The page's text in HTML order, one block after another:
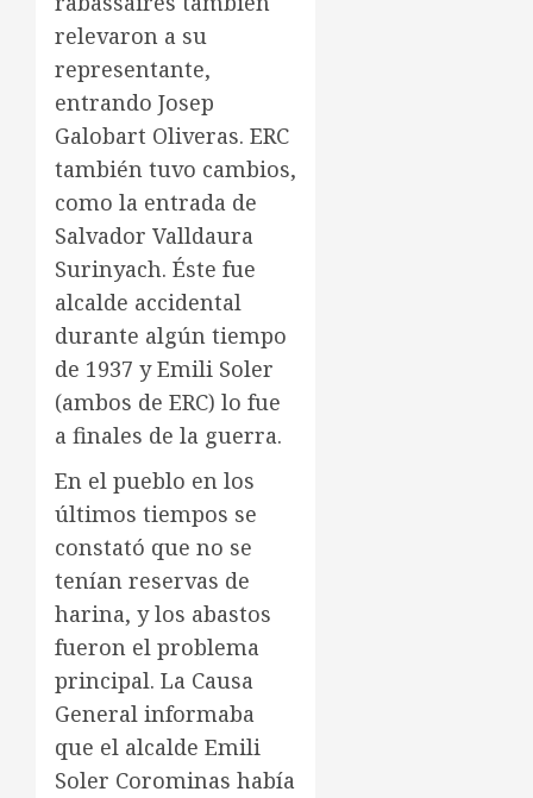
relevaron a su
representante,
entrando Josep
Galobart Oliveras. ERC
también tuvo cambios,
como la entrada de
Salvador Valldaura
Surinyach. Éste fue
alcalde accidental
durante algún tiempo
de 1937 y Emili Soler
(ambos de ERC) lo fue
a finales de la guerra.
En el pueblo en los
últimos tiempos se
constató que no se
tenían reservas de
harina, y los abastos
fueron el problema
principal. La Causa
General informaba
que el alcalde Emili
Soler Corominas había